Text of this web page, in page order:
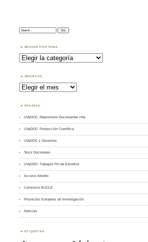
Search:
BUSCAR POR TEMA
Buscar
por
Tema
ARCHIVOS
Archivos
PÁGINAS
UVaDOC: Repositorio Documental UVa
UVaDOC: Producción Científica
UVaDOC y Sexenios
Tesis Doctorales
UVaDOC: Trabajos Fin de Estudios
Acceso Abierto
Consorcio BUCLE
Proyectos Europeos de Investigación
Noticias
ETIQUETAS